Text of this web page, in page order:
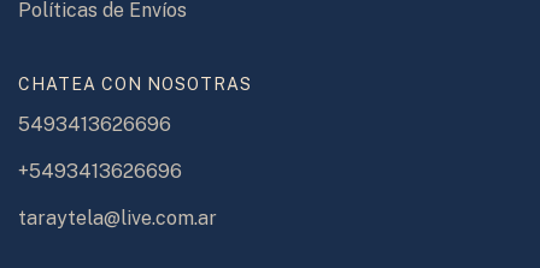
Políticas de Envíos
CHATEA CON NOSOTRAS
5493413626696
+5493413626696
taraytela@live.com.ar